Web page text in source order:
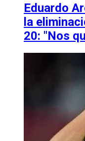
Eduardo
la
20: "Nos